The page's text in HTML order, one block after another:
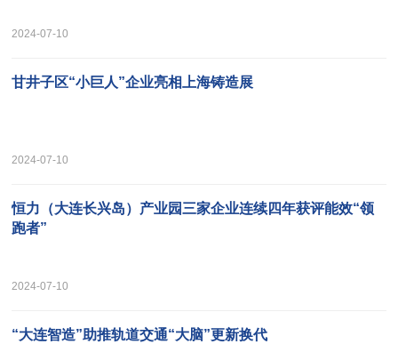
2024-07-10
甘井子区“小巨人”企业亮相上海铸造展
2024-07-10
恒力（大连长兴岛）产业园三家企业连续四年获评能效“领
跑者”
2024-07-10
“大连智造”助推轨道交通“大脑”更新换代